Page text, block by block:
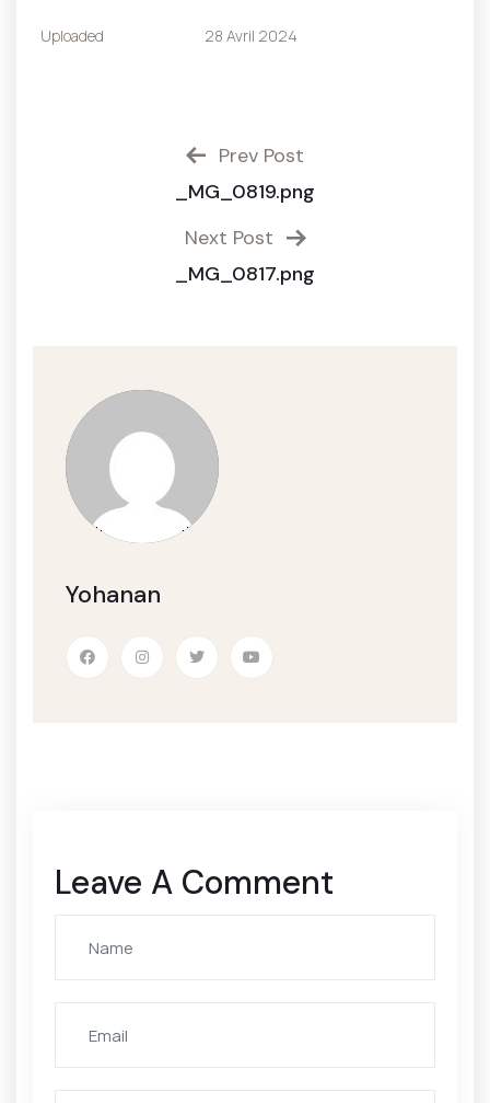
Uploaded 28 Avril 2024
Prev Post
_MG_0819.png
Next Post
_MG_0817.png
Yohanan
Leave A Comment